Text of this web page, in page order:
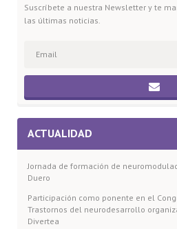
Suscríbete a nuestra Newsletter y te
las últimas noticias.
ACTUALIDAD
Jornada de formación de
Duero
Participación como ponente en el
Trastornos del neurodesarrollo
Divertea